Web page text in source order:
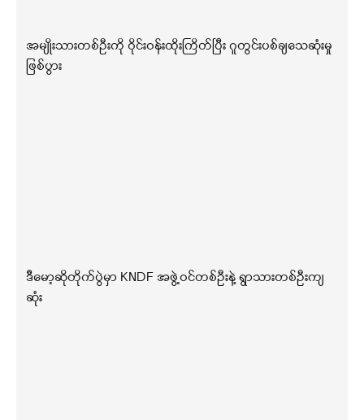
အမျိုးသားတစ်ဦးကို ဝိုင်းဝန်းထိုးကြိတ်ပြီး ဂူတွင်းပစ်ချသေဆုံးမှု
ဖြစ်ပွား
ဒီမော့ဆိုတိုက်ပွဲမှာ KNDF အဖွဲ့ဝင်တစ်ဦးနဲ့ ရွာသားတစ်ဦးကျ
ဆုံး